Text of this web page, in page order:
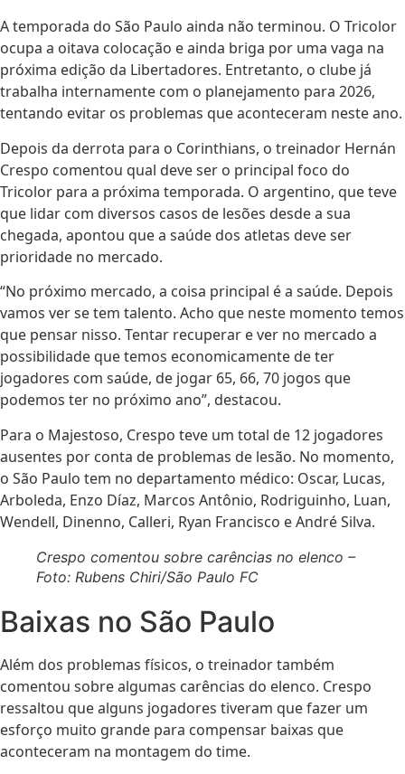
A temporada do São Paulo ainda não terminou. O Tricolor
ocupa a oitava colocação e ainda briga por uma vaga na
próxima edição da Libertadores. Entretanto, o clube já
trabalha internamente com o planejamento para 2026,
tentando evitar os problemas que aconteceram neste ano.
Depois da derrota para o Corinthians, o treinador Hernán
Crespo comentou qual deve ser o principal foco do
Tricolor para a próxima temporada. O argentino, que teve
que lidar com diversos casos de lesões desde a sua
chegada, apontou que a saúde dos atletas deve ser
prioridade no mercado.
“No próximo mercado, a coisa principal é a saúde. Depois
vamos ver se tem talento. Acho que neste momento temos
que pensar nisso. Tentar recuperar e ver no mercado a
possibilidade que temos economicamente de ter
jogadores com saúde, de jogar 65, 66, 70 jogos que
podemos ter no próximo ano”, destacou.
Para o Majestoso, Crespo teve um total de 12 jogadores
ausentes por conta de problemas de lesão. No momento,
o São Paulo tem no departamento médico: Oscar, Lucas,
Arboleda, Enzo Díaz, Marcos Antônio, Rodriguinho, Luan,
Wendell, Dinenno, Calleri, Ryan Francisco e André Silva.
Crespo comentou sobre carências no elenco –
Foto: Rubens Chiri/São Paulo FC
Baixas no São Paulo
Além dos problemas físicos, o treinador também
comentou sobre algumas carências do elenco. Crespo
ressaltou que alguns jogadores tiveram que fazer um
esforço muito grande para compensar baixas que
aconteceram na montagem do time.